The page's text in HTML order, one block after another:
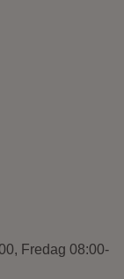
Fredag 08:00-